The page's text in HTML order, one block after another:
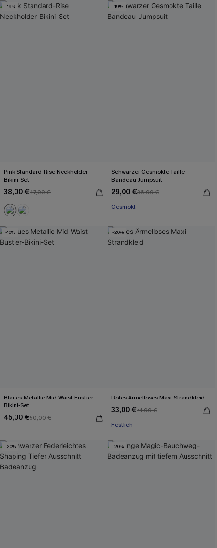
-19%
Pink Standard-Rise Neckholder-
Bikini-Set
38,00 €47,00 €
-19%
Schwarzer Gesmokte Taille
Bandeau-Jumpsuit
29,00 €36,00 €
Gesmokt
-10%
Blaues Metallic Mid-Waist Bustier-
Bikini-Set
45,00 €50,00 €
-20%
Rotes Ärmelloses Maxi-Strandkleid
33,00 €41,00 €
Festlich
-20% -20%